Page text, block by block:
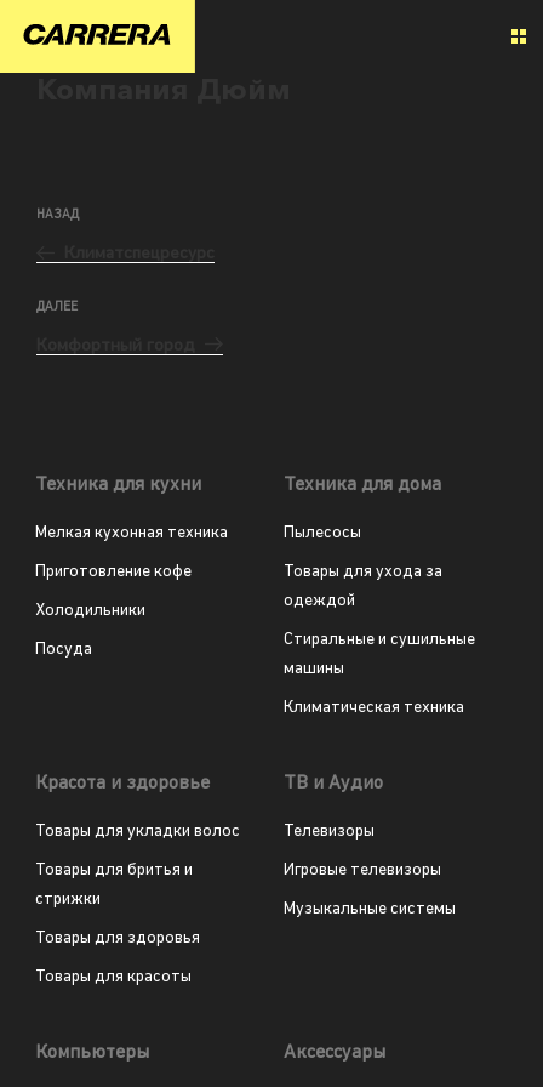
НАЗАД
ДАЛЕЕ
Техника для кухни
Мелкая кухонная техника
Приготовление кофе
Холодильники
Посуда
Техника для дома
Пылесосы
Товары для ухода за
одеждой
Стиральные и сушильные
машины
Климатическая техника
Красота и здоровье
Товары для укладки волос
Товары для бритья и
стрижки
Товары для здоровья
Товары для красоты
ТВ и Аудио
Телевизоры
Игровые телевизоры
Музыкальные системы
Компьютеры Аксессуары